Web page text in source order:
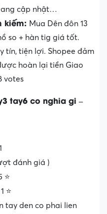
cập nhật…
kiếm: Mua Dên đôn 13
so + hàn tig giá tốt.
tín, tiện lợi. Shopee đảm
hoàn lại tiền Giao
votes
tay6 co nghia gi –
đánh giá )
⭐
1 ⭐
tay den co phai lien